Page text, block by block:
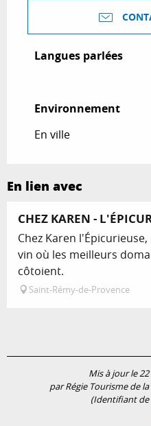
Langues parlées
Langues parlées
Environnement
Environnement
En ville
En lien avec
CHEZ KAREN -
Chez Karen
vin où les meilleurs
côtoient.
Saint-Rémy-de-Provence
Mis à jour le 22
par Régie Tourisme de
(Identifiant de